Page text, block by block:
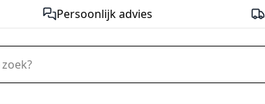
Persoonlijk advies